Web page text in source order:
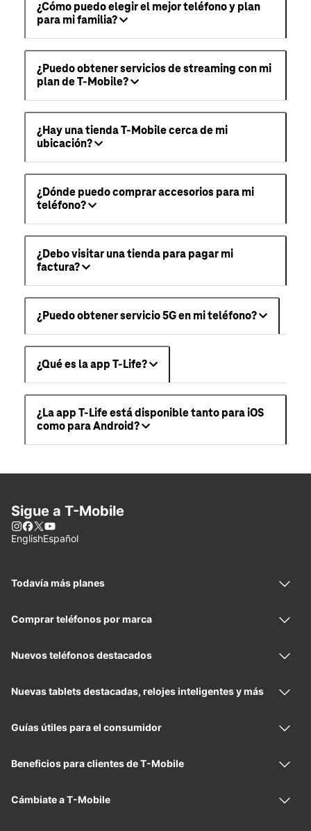
¿Cómo puedo elegir el mejor teléfono y plan
para mi familia?
¿Puedo obtener servicios de streaming con mi
plan de T-Mobile?
¿Hay una tienda T-Mobile cerca de mi
ubicación?
¿Dónde puedo comprar accesorios para mi
teléfono?
¿Debo visitar una tienda para pagar mi
factura?
¿Puedo obtener servicio 5G en mi teléfono?
¿Qué es la app T-Life?
¿La app T-Life está disponible tanto para iOS
como para Android?